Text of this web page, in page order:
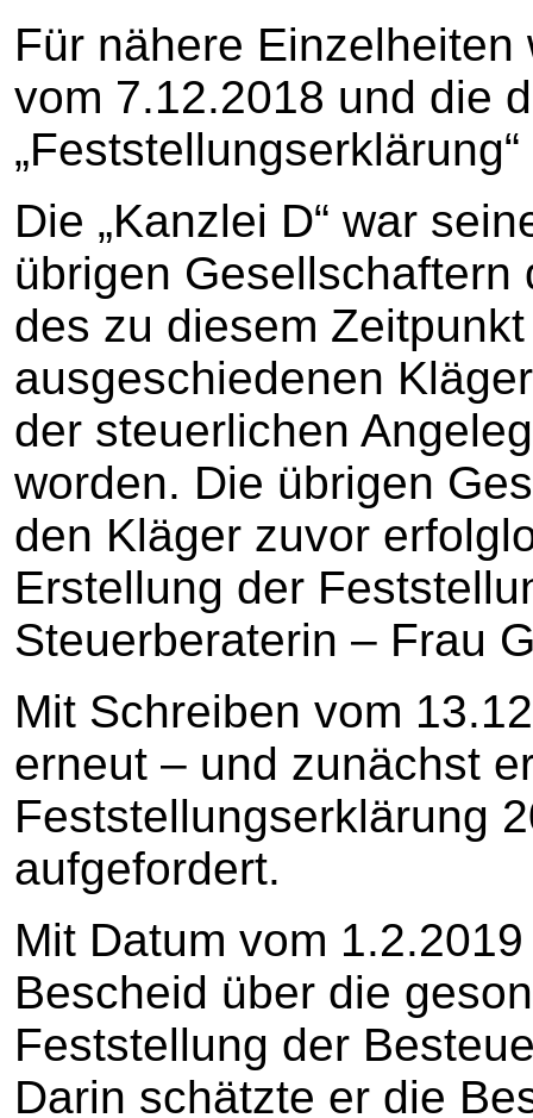
Für nähere
vom 7.12.2018 und die
Die „Kanzlei D“ war
übrigen Gesellschaftern
des zu diesem
ausgeschiedenen
der steuerlichen
worden. Die übrigen
den Kläger zuvor
Erstellung der
Steuerberaterin – Frau
Mit Schreiben vom
erneut – und zunächst
Feststellungserklärung
aufgefordert.
Mit Datum vom
Bescheid über die
Feststellung der
Darin schätzte er die